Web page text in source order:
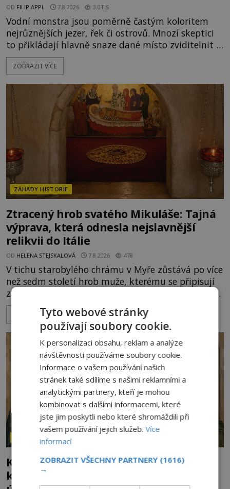
OD FILIP APPL 7.8.2026 3.0TIS
Vodní monstra jsou poměrně častým koloritem
nejrůznějších jezer, řek či ostrovů. Mnozí skeptici
to přikládají hlavně snaze dané místo zviditelnit a
přitáhnout k němu pozornost záhadám
nakloněných turistů. Je to také případ kyperského
legendami o něm ukrývat nějaký pravdivý základ?
V blízkosti Mysu Greco, jak se přez
ZOBRAZIT VÍCE
ZÁHADY HISTORIE
Ztracený hrob svatého Mikuláše: Tajná
výprava, která odnesla nejslavnější
relikvii do Itálie
OD HELENA STEJSKALOVÁ 7.8.2026 478
V tichu starobylého chrámu v Myře zůstává po více
než sedm století hrob muže, kterému se připisují
zázraky, pomoc chudým i záchrana námořníků v
bouřích. Pak ale přichází rok 1087 a klidné místo
se mění v dějiště podivné noční výpravy. Skupina
italských námořníků otevírá hrob svatého
Mikuláše a odváží jeho ostatky přes moře do Bari.
Je to zbožná záchrana před nebezpečím, nebo
promyšlená krádež,
ZOBRAZIT VÍCE
ZÁHADY HISTORIE
Kam zmizely ostatky světců? Relikvie,
které putují Evropou a dodnes budí
Tyto webové stránky
používají soubory cookie.
K personalizaci obsahu, reklam a analýze
návštěvnosti používáme soubory cookie.
Informace o vašem používání našich
stránek také sdílíme s našimi reklamními a
analytickými partnery, kteří je mohou
kombinovat s dalšími informacemi, které
jste jim poskytli nebo které shromáždili při
vašem používání jejich služeb.Více
informací
ZOBRAZIT VŠECHNY PARTNERY (1616)
→